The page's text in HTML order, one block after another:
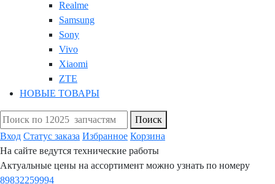
Realme
Samsung
Sony
Vivo
Xiaomi
ZTE
НОВЫЕ ТОВАРЫ
Поиск
Вход Статус заказа Избранное Корзина
На сайте ведутся технические работы
Актуальные цены на ассортимент можно узнать по номеру
89832259994